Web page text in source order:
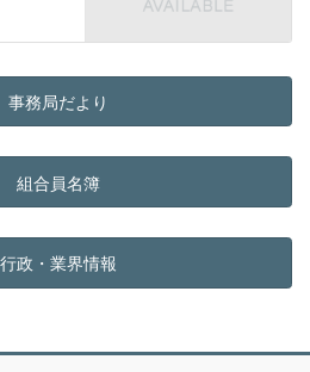
事務局だより
組合員名簿
行政・業界情報